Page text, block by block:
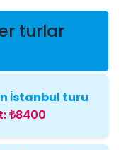
turlar
İstanbul turu
₺8400